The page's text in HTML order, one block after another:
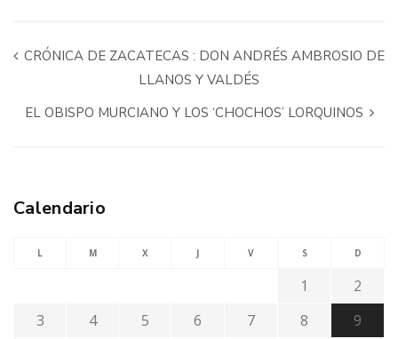
CRÓNICA DE ZACATECAS : DON ANDRÉS AMBROSIO DE
LLANOS Y VALDÉS
EL OBISPO MURCIANO Y LOS ‘CHOCHOS’ LORQUINOS
Calendario
L M X J V S D
1
2
3
4 5 6 7 8
9